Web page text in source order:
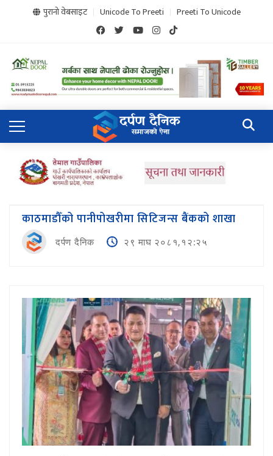
पुरानो वेबसाइट Unicode To Preeti Preeti To Unicode
काठमाडौँको पानीपोखरीमा सिटिजन्स बैंकको शाखा
दर्पण दैनिक २९ माघ २०८१,१२:२५